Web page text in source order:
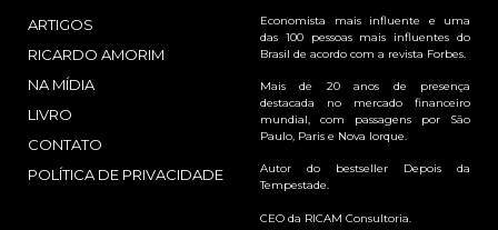
ARTIGOS
RICARDO AMORIM
NA MÍDIA
LIVRO
CONTATO
POLÍTICA DE PRIVACIDADE
Economista mais influente e uma
das 100 pessoas mais influentes do
Brasil de acordo com a revista Forbes.
Mais de 20 anos de presença
destacada no mercado financeiro
mundial, com passagens por São
Paulo, Paris e Nova Iorque.
Autor do bestseller Depois da
Tempestade.
CEO da RICAM Consultoria.